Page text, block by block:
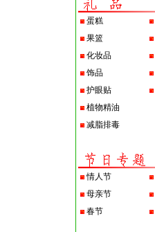
蛋糕
果篮
化妆品
饰品
护眼贴
植物精油
减脂排毒
情人节
母亲节
春节